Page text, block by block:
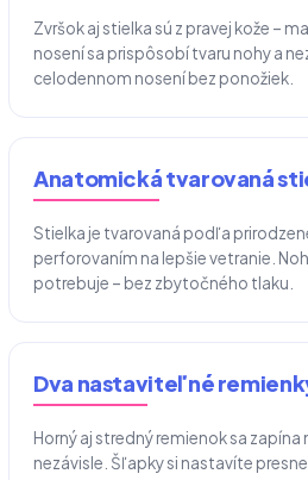
Zvršok aj stielka sú z pravej kože –
nosení sa prispôsobí tvaru nohy a
celodennom nosení bez ponožiek.
Anatomická tvarovaná
Stielka je tvarovaná podľa
perforovaním na lepšie vetranie.
potrebuje – bez zbytočného tlaku.
Dva nastaviteľné
Horný aj stredný remienok sa zapína
nezávisle. Šľapky si nastavíte